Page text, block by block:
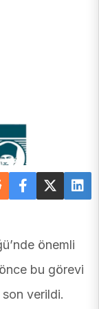
önemli
bu görevi
son verildi.